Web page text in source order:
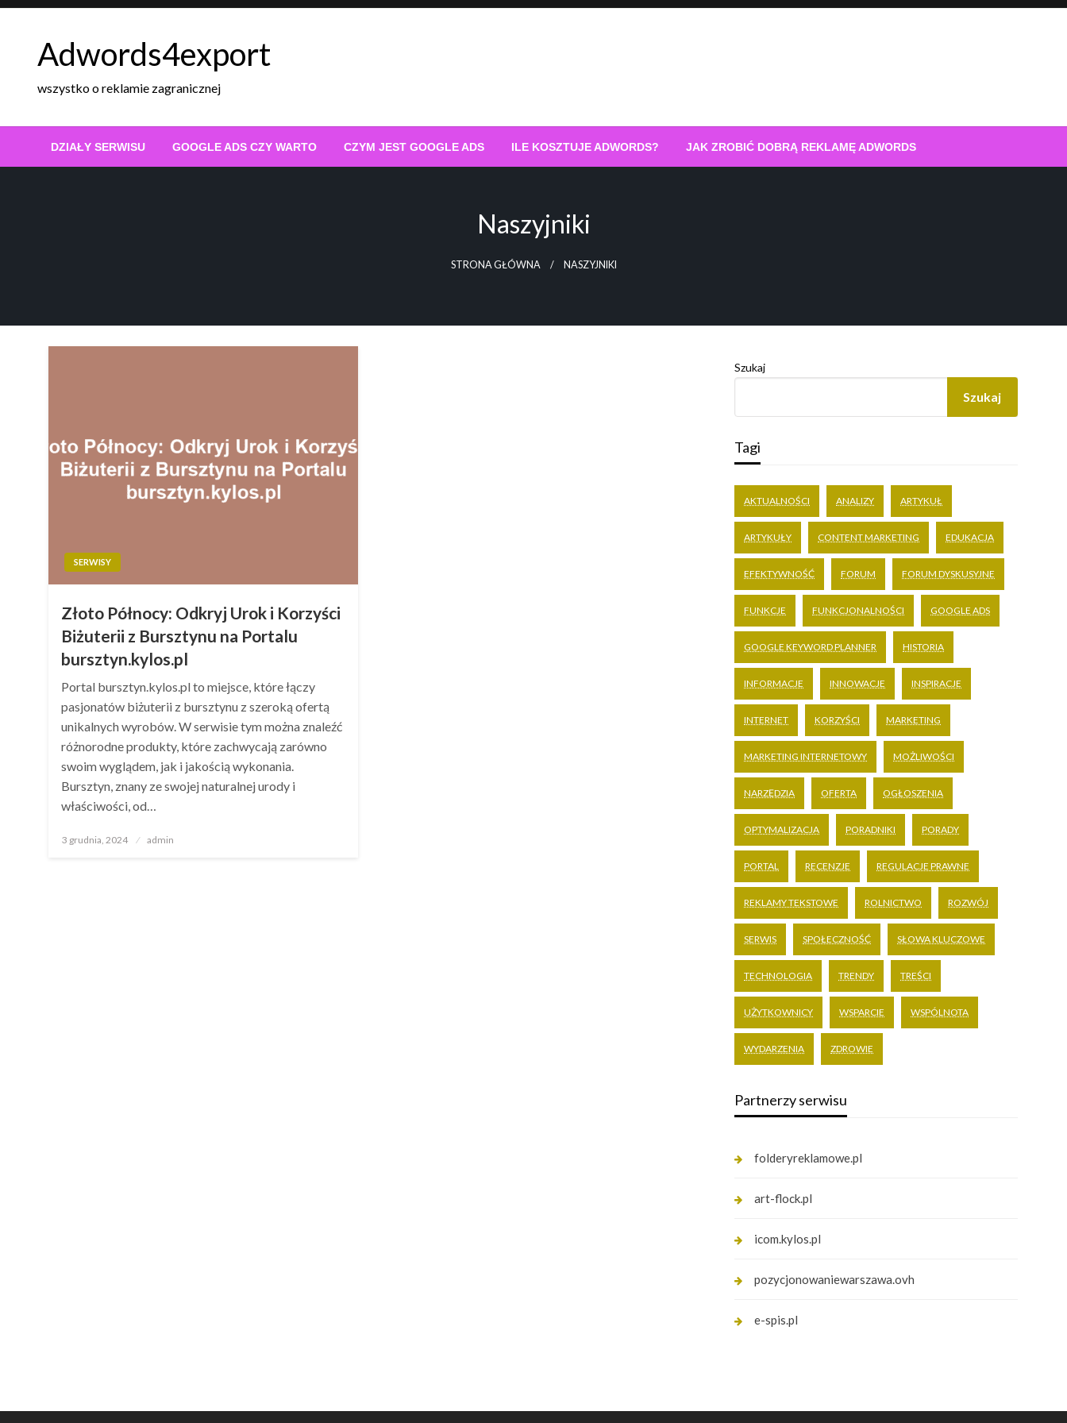
Skip
Adwords4export
wszystko o reklamie zagranicznej
DZIAŁY SERWISU GOOGLE ADS CZY WARTO CZYM JEST GOOGLE ADS ILE KOSZTUJE ADWORDS? JAK ZROBIĆ DOBRĄ REKLAMĘ ADWORDS
Naszyjniki
STRONA GŁÓWNA NASZYJNIKI
SERWISY
Złoto Północy: Odkryj Urok i Korzyści
Biżuterii z Bursztynu na Portalu
bursztyn.kylos.pl
Portal bursztyn.kylos.pl to miejsce, które łączy
pasjonatów biżuterii z bursztynu z szeroką ofertą
unikalnych wyrobów. W serwisie tym można znaleźć
różnorodne produkty, które zachwycają zarówno
swoim wyglądem, jak i jakością wykonania.
Bursztyn, znany ze swojej naturalnej urody i
właściwości, od…
Opublikowane
3 grudnia, 2024 admin
Szukaj
Szukaj
Tagi
AKTUALNOŚCI ANALIZY ARTYKUŁ
ARTYKUŁY CONTENT MARKETING EDUKACJA
EFEKTYWNOŚĆ FORUM FORUM DYSKUSYJNE
FUNKCJE FUNKCJONALNOŚCI GOOGLE ADS
GOOGLE KEYWORD PLANNER HISTORIA
INFORMACJE INNOWACJE INSPIRACJE
INTERNET KORZYŚCI MARKETING
MARKETING INTERNETOWY MOŻLIWOŚCI
NARZĘDZIA OFERTA OGŁOSZENIA
OPTYMALIZACJA PORADNIKI PORADY
PORTAL RECENZJE REGULACJE PRAWNE
REKLAMY TEKSTOWE ROLNICTWO ROZWÓJ
SERWIS SPOŁECZNOŚĆ SŁOWA KLUCZOWE
TECHNOLOGIA TRENDY TREŚCI
UŻYTKOWNICY WSPARCIE WSPÓLNOTA
WYDARZENIA ZDROWIE
Partnerzy serwisu
folderyreklamowe.pl
art-flock.pl
icom.kylos.pl
pozycjonowaniewarszawa.ovh
e-spis.pl